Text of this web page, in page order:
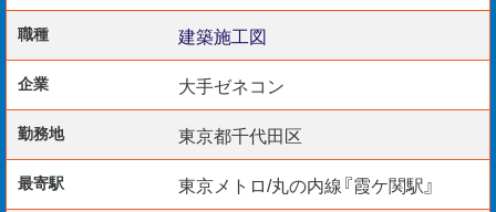
・CADスキル（Revit、AutoCAD）
【歓迎資格】
・一級建築士
・二級建築士
・監理技術者（一建施）
職種 建築施工図
企業 大手ゼネコン
勤務地 東京都千代田区
最寄駅 東京メトロ/丸の内線『霞ケ関駅』